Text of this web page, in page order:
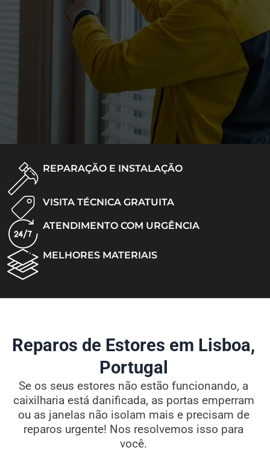
REPARAÇÃO E INSTALAÇÃO
VISITA TÉCNICA GRATUITA
ATENDIMENTO COM URGÊNCIA
MELHORES MATERIAIS
Reparos de Estores em Lisboa,
Portugal
Se os seus estores não estão funcionando, a
caixilharia está danificada, as portas emperram
ou as janelas não isolam mais e precisam de
reparos urgente! Nos resolvemos isso para
você.